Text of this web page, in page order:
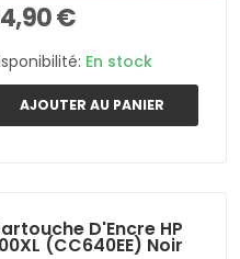
€
En stock
AJOUTER AU PANIER
D'Encre HP
(CC640EE) Noir